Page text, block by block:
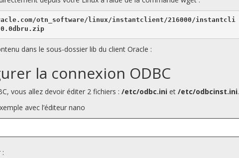
otn_software/linux/instantclient/216000/instantcli
dans le sous-dossier lib du client Oracle :
la connexion ODBC
vous allez devoir éditer 2 fichiers :/etc/odbc.ini et/etc/odbcinst.ini.
avec l’éditeur nano
: